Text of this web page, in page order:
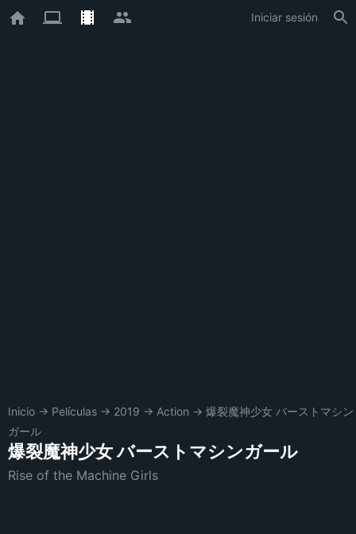
Iniciar sesión
Inicio → Películas → 2019 → Action → 爆裂魔神少女 バーストマシン
ガール
爆裂魔神少女 バーストマシンガール
Rise of the Machine Girls